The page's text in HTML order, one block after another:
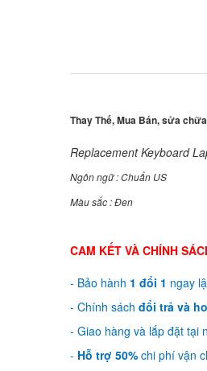
Thay Thế, Mua Bán, sửa
Replacement Keyboard
Ngôn ngữ : Chuẩn US
Màu sắc : Đen
CAM KẾT VÀ CHÍNH
- Bảo hành 1 đổi 1 ngay
- Chính sách đổi trả và
- Giao hàng và lắp đặt tại
- Hỗ trợ 50% chi phí vận